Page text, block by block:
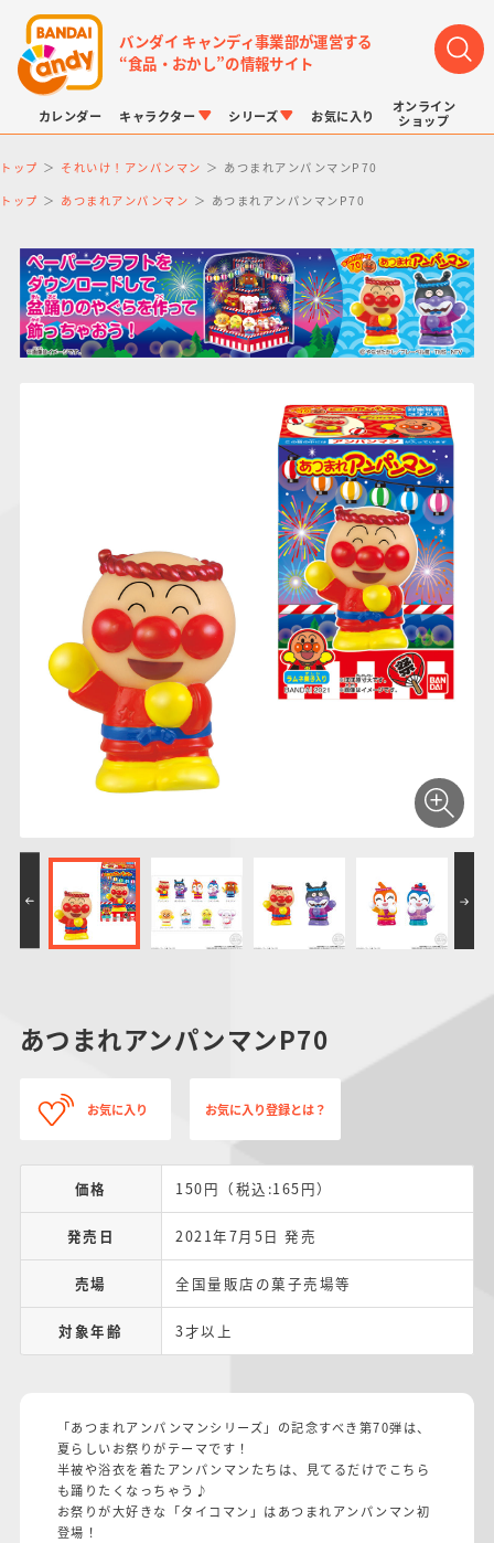
バンダイ キャンディ事業部が運営する
“食品・おかし”の情報サイト
カレンダー キャラクター
LINK TRAVELERS
PROJECT R.E.D.・
スーパー戦隊シリー
ズ
プリキュアシリーズ
ガンダムシリーズ
ポケットモンスター
ドラゴンボール
アンパンマン たまご
シリーズ
チョコボックス
つりグミ
チョコサプ
にふぉるめーしょん
＆スクエアシール
SMPシリーズ
ポケモンキッズ
ポケモンスケールワ
ールド
お気に入り
オンライン
ショップ
トップ それいけ！アンパンマン あつまれアンパンマンP70
トップ あつまれアンパンマン あつまれアンパンマンP70
あつまれアンパンマンP70
お気に入り お気に入り登録とは？
価格 150円（税込:165円）
発売日 2021年7月5日 発売
売場 全国量販店の菓子売場等
対象年齢 3才以上
「あつまれアンパンマンシリーズ」の記念すべき第70弾は、
夏らしいお祭りがテーマです！
半被や浴衣を着たアンパンマンたちは、見てるだけでこちら
も踊りたくなっちゃう♪
お祭りが大好きな「タイコマン」はあつまれアンパンマン初
登場！